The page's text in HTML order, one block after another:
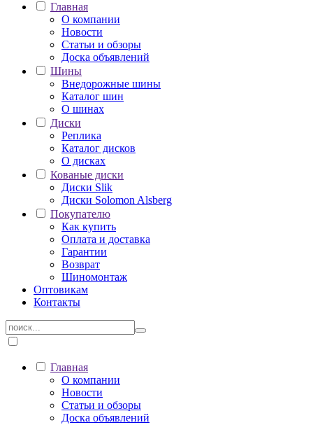
Главная
О компании
Новости
Статьи и обзоры
Доска объявлений
Шины
Внедорожные шины
Каталог шин
О шинах
Диски
Реплика
Каталог дисков
О дисках
Кованые диски
Диски Slik
Диски Solomon Alsberg
Покупателю
Как купить
Оплата и доставка
Гарантии
Возврат
Шиномонтаж
Оптовикам
Контакты
Главная
О компании
Новости
Статьи и обзоры
Доска объявлений